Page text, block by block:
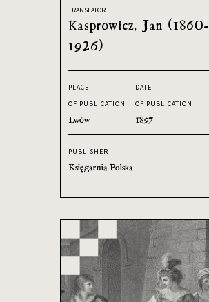
TRANSLATOR
Kasprowicz, Jan (1860-
1926)
PLACE
OF PUBLICATION
Lwów
DATE
OF PUBLICATION
1897
PUBLISHER
Księgarnia Polska